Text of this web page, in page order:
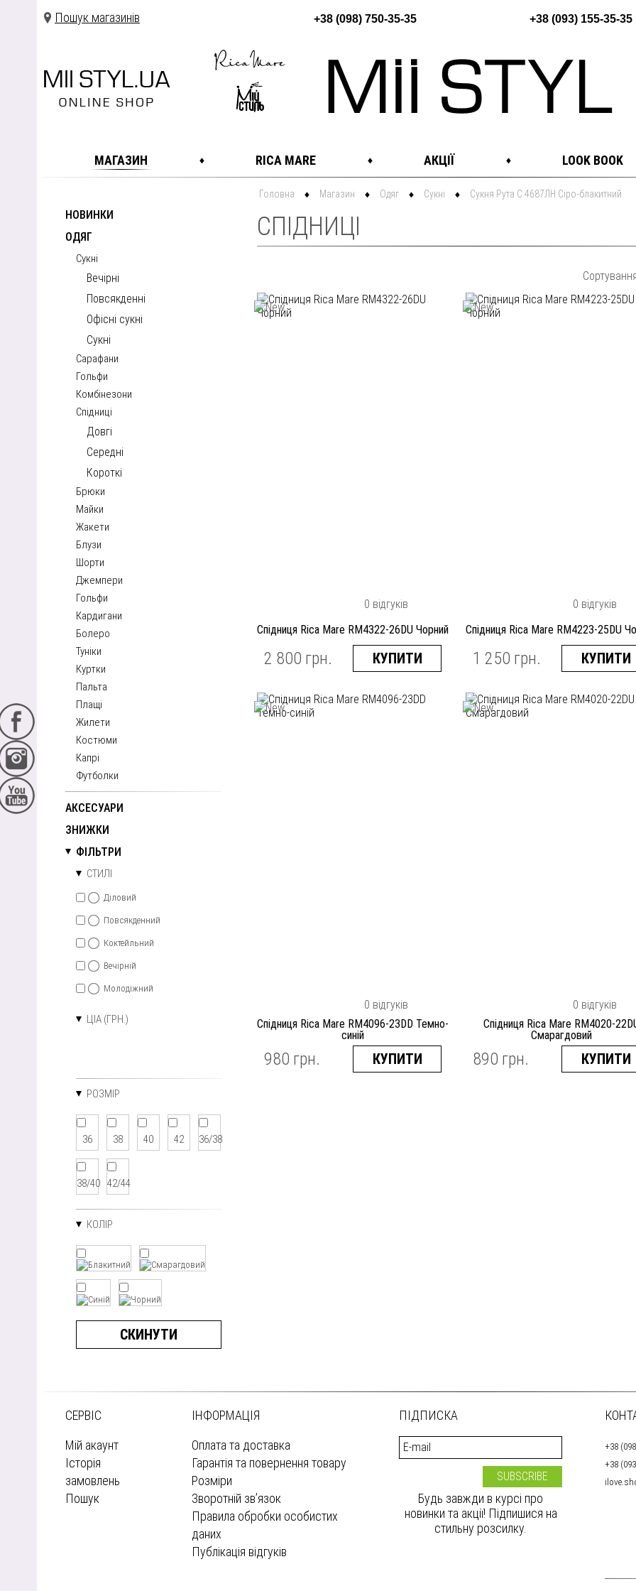
Пошук магазинів +38 (098) 750-35-35 +38 (093) 155-35-35
МАГАЗИН RICA MARE АКЦІЇ LOOK BOOK
НОВИНКИ
ОДЯГ
Сукні
Вечірні
Повсякденні
Офісні сукні
Сукні
Сарафани
Гольфи
Комбінезони
Спідниці
Довгі
Середні
Короткі
Брюки
Майки
Жакети
Блузи
Шорти
Джемпери
Гольфи
Кардигани
Болеро
Туніки
Куртки
Пальта
Плащі
Жилети
Костюми
Капрі
Футболки
АКСЕСУАРИ
ЗНИЖКИ
ФІЛЬТРИ
СТИЛІ
Діловий
Повсякденний
Коктейльний
Вечірній
Молодіжний
ЦІА (ГРН.)
РОЗМІР
36 38 40 42 36/38
38/40 42/44
КОЛІР
СКИНУТИ
Головна Магазин Одяг Сукні Сукня Рута С 4687ЛН Сіро-блакитний
СПІДНИЦІ
0 відгуків
Спідниця Rica Mare RM4322-26DU Чорний
2 800 грн. КУПИТИ
0 відгуків
Спідниця Rica Mare RM4223-25DU
1 250 грн. КУПИТИ
0 відгуків
Спідниця Rica Mare RM4096-23DD Темно-
синій
980 грн. КУПИТИ
0 відгуків
Спідниця Rica Mare RM4020-
Смарагдовий
890 грн. КУПИТИ
СЕРВІС
Мій акаунт
Історія
замовлень
Пошук
ІНФОРМАЦІЯ
Оплата та доставка
Гарантія та повернення товару
Розміри
Зворотній зв’язок
Правила обробки особистих
даних
Публікація відгуків
ПІДПИСКА
Будь завжди в курсі про
новинки та акції! Підпишися на
стильну розсилку.
+38
+38